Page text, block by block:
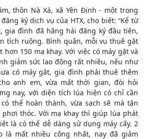
thôn Nà Xá, xã Yên Định - một trong
ký dịch vụ của HTX, cho biết: “Kể từ
gia đình đã hăng hái đăng ký đầu tiên,
tích ruộng. Bình quân, mỗi vụ thuê gặt
hơn 150 mạ khay. Với việc có máy gặt và
giảm sức lao động rất nhiều, nếu như
có máy gặt, gia đình phải thuê thêm
anh em, vừa mất thời gian, đòi hỏi
nay, với diện tích lúa hiện có chỉ cần
thể hoàn thành, vừa sạch sẽ mà tận
thóc. Với mạ khay thì giúp lúa phát
là có thể dễ dàng sử dụng máy cấy. 2
là mất nhiều công nhất, nay đã giảm